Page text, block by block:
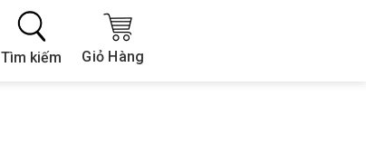
Tìm kiếm Giỏ Hàng